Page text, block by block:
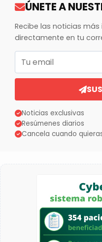
ÚNETE A
Recibe las noticias
directamente en tu
Correo electrónico
Noticias exclusivas
Resúmenes diarios
Cancela cuando